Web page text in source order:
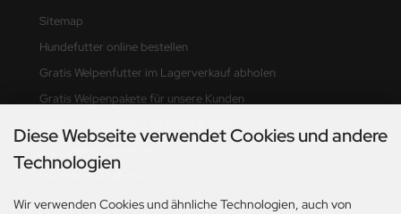
Sitemap
Hundefutter online bestellen
Gratis Welpenfutter im Lagerverkauf abholen
Gratis Welpenpakete für unsere Kunden
Vecanin Hundefutter
Diese Webseite verwendet Cookies und andere
Technologien
Wir verwenden Cookies und ähnliche Technologien, auch von